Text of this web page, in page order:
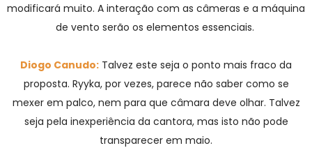
modificará muito. A interação com as câmeras e a máquina
de vento serão os elementos essenciais.
Diogo Canudo: Talvez este seja o ponto mais fraco da
proposta. Ryyka, por vezes, parece não saber como se
mexer em palco, nem para que câmara deve olhar. Talvez
seja pela inexperiência da cantora, mas isto não pode
transparecer em maio.